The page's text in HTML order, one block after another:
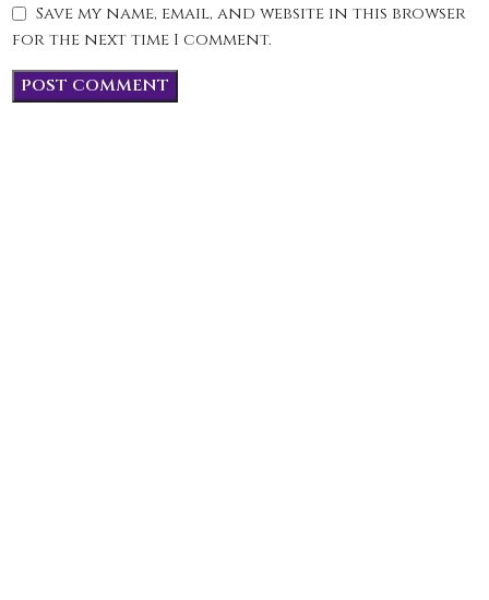
Save my name, email, and website in this browser
for the next time I comment.